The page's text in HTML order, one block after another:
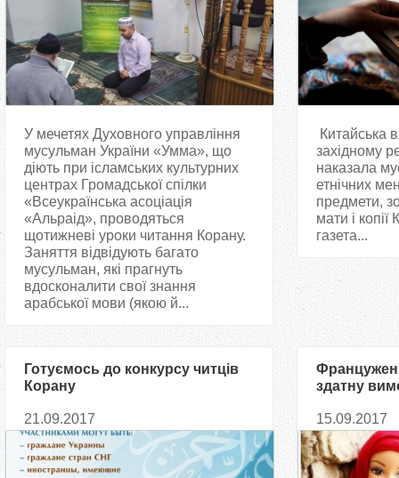
У мечетях Духовного управління
мусульман України «Умма», що
діють при ісламських культурних
центрах Громадської спілки
«Всеукраїнська асоціація
«Альраід», проводяться
щотижневі уроки читання Корану.
Заняття відвідують багато
мусульман, які прагнуть
вдосконалити свої знання
арабської мови (якою й...
Китайська
західному
наказала
етнічних
предмети,
мати і
газета...
Готуємось до конкурсу читців
Корану
21.09.2017
здатну
15.09.2017